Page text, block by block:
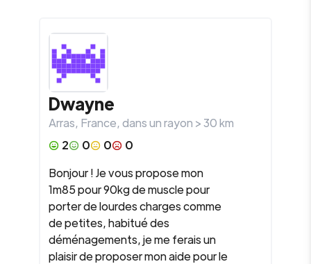
Dwayne
Arras, France, dans un rayon >30km
2
0 0
0
Bonjour ! Je vous propose mon
1m85 pour 90kg de muscle pour
porter de lourdes charges comme
de petites, habitué des
déménagements, je me ferais un
plaisir de proposer mon aide pour le